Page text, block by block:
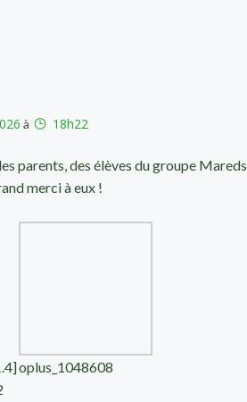
à 18h22
parents, des élèves du groupe
merci à eux !
oplus_1048608